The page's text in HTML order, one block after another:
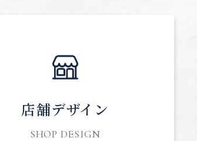
店舗デザイン
SHOP DESIGN